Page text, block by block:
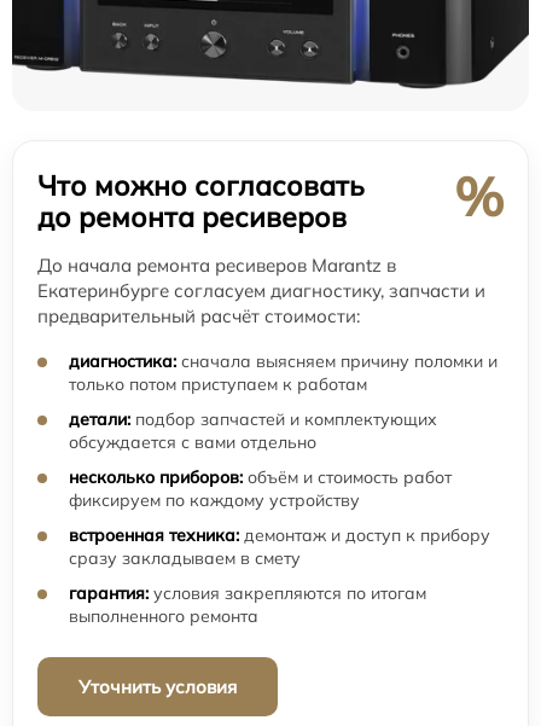
Что можно согласовать
до ремонта ресиверов
%
До начала ремонта ресиверов Marantz в
Екатеринбурге согласуем диагностику, запчасти и
предварительный расчёт стоимости:
диагностика: сначала выясняем причину поломки и
только потом приступаем к работам
детали: подбор запчастей и комплектующих
обсуждается с вами отдельно
несколько приборов: объём и стоимость работ
фиксируем по каждому устройству
встроенная техника: демонтаж и доступ к прибору
сразу закладываем в смету
гарантия: условия закрепляются по итогам
выполненного ремонта
Уточнить условия